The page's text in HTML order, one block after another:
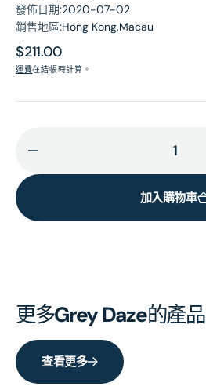
發佈日期:2020-07-02
銷售地區:Hong Kong,Macau
原
價
$211.00
運費在結帳時計算。
(Blue
量
加入購物車
更多Grey Daze的產品
查看更多